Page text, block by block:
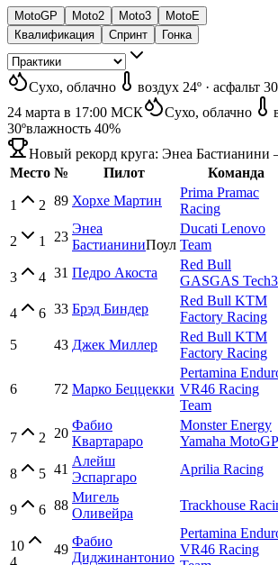
MotoGP Moto2 Moto3
MotoE
Квалификация
Спринт Гонка
Сухо, облачно воздух 24º · асфальт
24 марта в 17:00 МСК Сухо, облачно
30ºвлажность 40%
Новый рекорд круга: Энеа Бастианини
Место № Пилот Команда
1 2 89 Хорхе Мартин
Prima Pramac
Racing
2 1 23
Энеа
БастианиниПоул
Ducati Lenovo
Team
3 4 31 Педро Акоста
Red Bull
GASGAS Tech3
4 6 33 Брэд Биндер
Red Bull KTM
Factory Racing
5 43 Джек Миллер
Red Bull KTM
Factory Racing
6 72 Марко Беццекки
Pertamina
VR46 Racing
Team
7 2 20
Фабио
Квартараро
Monster Energy
Yamaha MotoGP
8 5 41
Алейш
Эспаргаро
Aprilia Racing
9 6 88
Мигель
Оливейра
Trackhouse
10
4
49
Фабио
Диджинантонио
Pertamina
VR46 Racing